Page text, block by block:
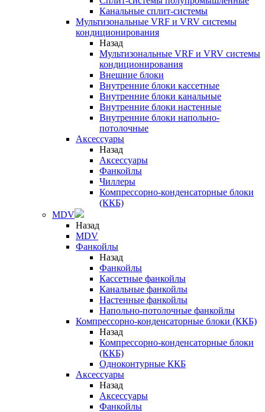
Канальные сплит-системы
Мультизональные VRF и VRV системы
кондиционирования
Назад
Мультизональные VRF и VRV системы
кондиционирования
Внешние блоки
Внутренние блоки кассетные
Внутренние блоки канальные
Внутренние блоки настенные
Внутренние блоки напольно-
потолочные
Аксессуары
Назад
Аксессуары
Фанкойлы
Чиллеры
Компрессорно-конденсаторные блоки
(ККБ)
MDV
Назад
MDV
Фанкойлы
Назад
Фанкойлы
Кассетные фанкойлы
Канальные фанкойлы
Настенные фанкойлы
Напольно-потолочные фанкойлы
Компрессорно-конденсаторные блоки (ККБ)
Назад
Компрессорно-конденсаторные блоки
(ККБ)
Одноконтурные ККБ
Аксессуары
Назад
Аксессуары
Фанкойлы